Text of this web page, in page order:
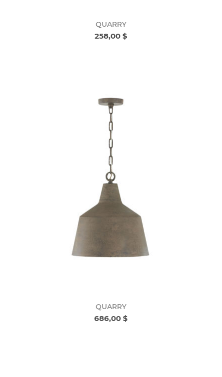
QUARRY
258,00 $
QUARRY
686,00 $